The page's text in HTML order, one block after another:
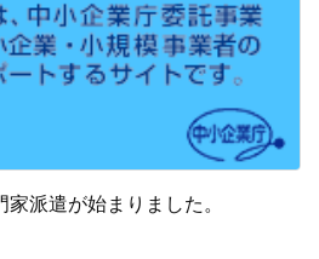
派遣が始まりました。